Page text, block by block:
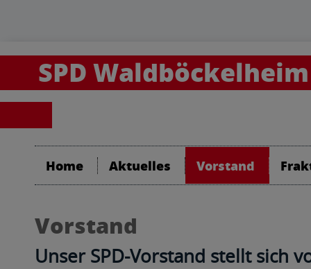
SPD Waldböckelheim
Home Aktuelles Vorstand
Vorstand
Unser SPD-Vorstand stellt sich